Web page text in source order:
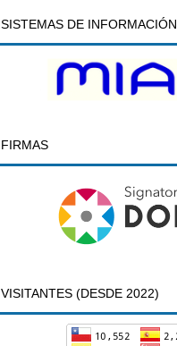
SISTEMAS DE INFORMACIÓN
FIRMAS
VISITANTES (DESDE 2022)